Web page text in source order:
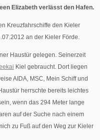
Elizabeth verlässt den Hafen.
Kreuzfahrschiffe den Kieler
an der Kieler Förde.
Haustür gelegen. Seinerzeit
Kiel gebraucht. Dort liegen
AIDA, MSC, Mein Schiff und
herrschte bereits leichtes
wenn das 294 Meter lange
auf der Suche nach einem
zu Fuß auf den Weg zur Kieler